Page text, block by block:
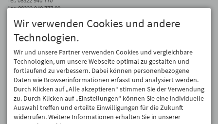
Fax 08322 940 777 00
info@hotel-oberstdorf.de
Auf dem Laufenden bleiben
Wir geben Ihre E-Mail-Adresse nicht weiter. Wir mögen auch keinen Spam.
Versprochen! Eine Abmeldung ist jederzeit möglich.
Anmelden
Wir verwenden Cookies und andere
Technologien.
Wir und unsere Partner verwenden Cookies und vergleichbare
Technologien, um unsere Webseite optimal zu gestalten und
fortlaufend zu verbessern. Dabei können personenbezogene
Daten wie Browserinformationen erfasst und analysiert werden.
Durch Klicken auf „Alle akzeptieren“ stimmen Sie der Verwendung
zu. Durch Klicken auf „Einstellungen“ können Sie eine individuelle
Auswahl treffen und erteilte Einwilligungen für die Zukunft
widerrufen. Weitere Informationen erhalten Sie in unserer